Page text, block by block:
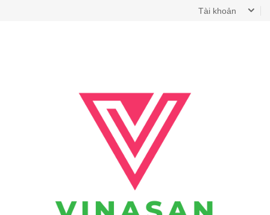
Tài khoản